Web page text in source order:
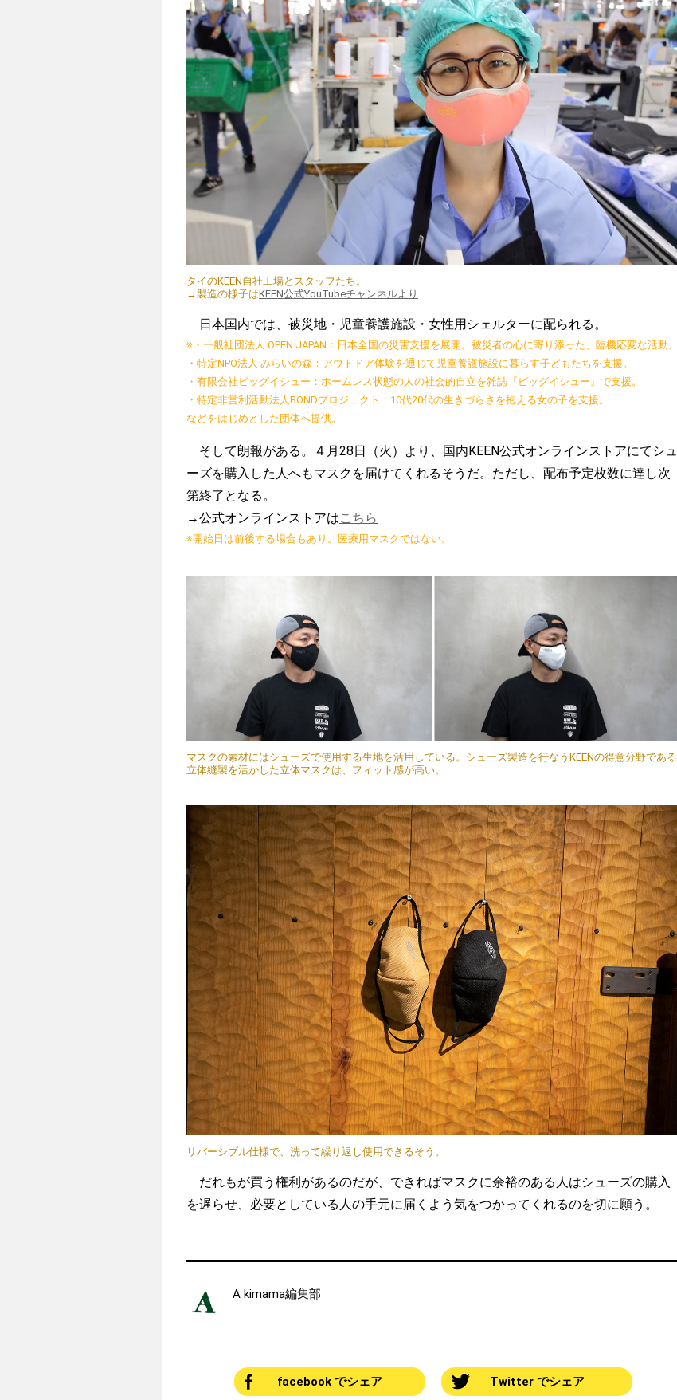
タイのKEEN自社工場とスタッフたち。
→製造の様子はKEEN公式YouTubeチャンネルより
日本国内では、被災地・児童養護施設・女性用シェルターに配られる。
※・一般社団法人 OPEN JAPAN：日本全国の災害支援を展開。被災者の心に寄り添った、臨機応変な活動。
・特定NPO法人 みらいの森：アウトドア体験を通じて児童養護施設に暮らす子どもたちを支援。
・有限会社ビッグイシュー：ホームレス状態の人の社会的自立を雑誌『ビッグイシュー』で支援。
・特定非営利活動法人BONDプロジェクト：10代20代の生きづらさを抱える女の子を支援。
などをはじめとした団体へ提供。
そして朗報がある。４月28日（火）より、国内KEEN公式オンラインストアにてシュ
ーズを購入した人へもマスクを届けてくれるそうだ。ただし、配布予定枚数に達し次
第終了となる。
→公式オンラインストアはこちら
※開始日は前後する場合もあり。医療用マスクではない。
マスクの素材にはシューズで使用する生地を活用している。シューズ製造を行なうKEENの得意分野である
立体縫製を活かした立体マスクは、フィット感が高い。
リバーシブル仕様で、洗って繰り返し使用できるそう。
だれもが買う権利があるのだが、できればマスクに余裕のある人はシューズの購入
を遅らせ、必要としている人の手元に届くよう気をつかってくれるのを切に願う。
A kimama編集部
facebook でシェア Twitter でシェア
アウトドア系野良ライター